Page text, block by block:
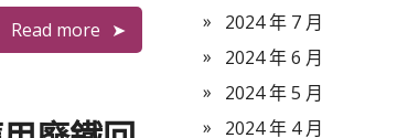
Read more
2024 年 7 月
2024 年 6 月
2024 年 5 月
2024 年 4 月